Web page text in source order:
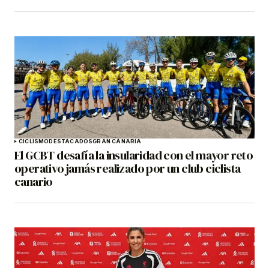
CICLISMODESTACADOSGRAN CANARIA
El GCBT desafía la insularidad con el mayor reto
operativo jamás realizado por un club ciclista
canario